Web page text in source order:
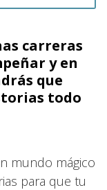
carreras
y en
que
todo
mundo mágico
para que tu